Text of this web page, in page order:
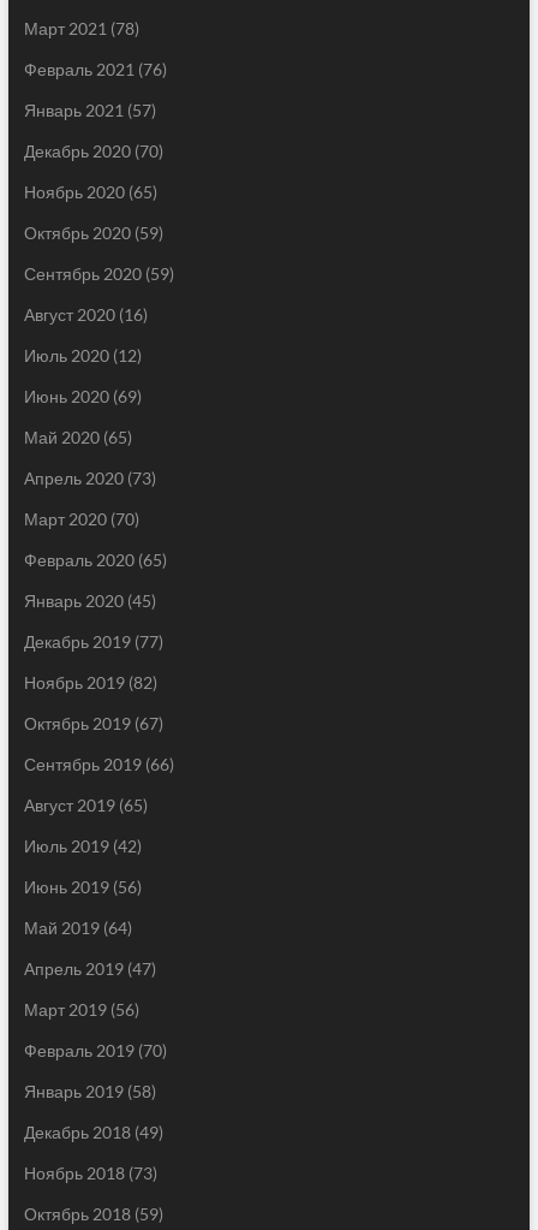
Март 2021 (78)
Февраль 2021 (76)
Январь 2021 (57)
Декабрь 2020(70)
Ноябрь 2020(65)
Октябрь 2020(59)
Сентябрь 2020(59)
Август 2020(16)
Июль 2020(12)
Июнь 2020(69)
Май 2020(65)
Апрель 2020(73)
Март 2020(70)
Февраль 2020(65)
Январь 2020(45)
Декабрь 2019(77)
Ноябрь 2019(82)
Октябрь 2019(67)
Сентябрь 2019(66)
Август 2019(65)
Июль 2019(42)
Июнь 2019(56)
Май 2019(64)
Апрель 2019(47)
Март 2019(56)
Февраль 2019(70)
Январь 2019(58)
Декабрь 2018(49)
Ноябрь 2018(73)
Октябрь 2018(59)